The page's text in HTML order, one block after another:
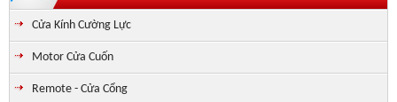
Cửa Kính Cường Lực
Motor Cửa Cuốn
Remote - Cửa Cổng